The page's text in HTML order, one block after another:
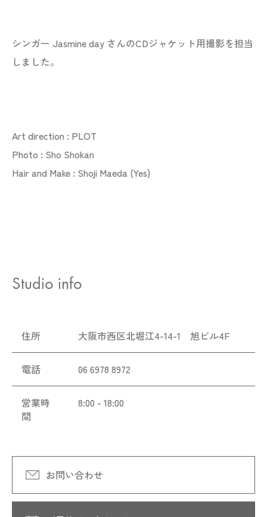
シンガー Jasmine day さんのCDジャケット用撮影を担当
しました。
Art direction : PLOT
Photo : Sho Shokan
Hair and Make : Shoji Maeda (Yes)
Studio info
住所 大阪市西区北堀江4-14-1 旭ビル4F
電話 06 6978 8972
営業時
間
8:00 - 18:00
お問い合わせ